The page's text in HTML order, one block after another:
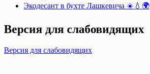
Экодесант в бухте Лашкевича ☀️💧🌍
Версия для слабовидящих
Версия для слабовидящих